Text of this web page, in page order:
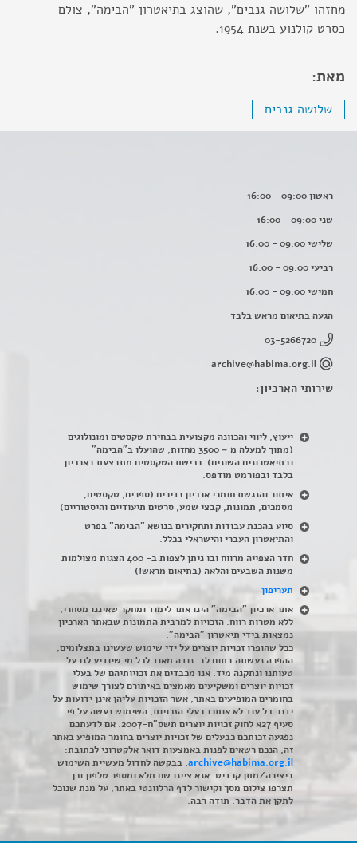
מחזהו "שלושה גנבים", שהוצג בתיאטרון "הבימה", צולם
כסרט קולנוע בשנת 1954.
מאת:
שלושה גנבים
ראשון 09:00 - 16:00
שני 09:00 - 16:00
שלישי 09:00 - 16:00
רביעי 09:00 - 16:00
חמישי 09:00 - 16:00
הגעה בתיאום מראש בלבד
03-5266720
archive@habima.org.il
שירותי הארכיון:
ייעוץ, ליווי והכוונה מקצועית בבחירת טקסטים ומונולוגים
(מתוך למעלה מ – 3500 מחזות, שהועלו ב"הבימה"
ובתיאטרונים השונים). רכישת הטקסטים מתבצעת בארכיון
בלבד ובפורמט מודפס.
איתור והנגשת חומרי ארכיון נדירים (ספרים, טקסטים,
מסמכים, תמונות, קבצי שמע, סרטים תיעודיים והיסטוריים)
סיוע בהכנת עבודות ותחקירים בנושא "הבימה" בפרט
והתיאטרון העברי והישראלי בכלל.
חדר הצפייה מרווח ובו ניתן לצפות ב- 400 הצגות מצולמות
משנות השבעים והלאה (בתיאום מראש!)
תעריפון
אתר ארכיון "הבימה" הינו אתר לימוד ומחקר שאיננו מסחרי,
ללא מטרות רווח. הזכויות למרבית התמונות שבאתר הארכיון
נמצאות בידי תיאטרון "הבימה".
ככל שהופרו זכויות יוצרים על ידי שימוש שעשינו בתצלומים,
ההפרה נעשתה בתום לב. נודה מאוד לכל מי שיודיע לנו על
טעותנו ונתקנה מיד. אנו מכבדים את זכויותיהם של בעלי
זכויות יוצרים ומשקיעים מאמצים באיתורם לצורך שימוש
בחומרים המופיעים באתר, אשר הזכויות עליהן אינן ידועות על
ידנו. כל עוד לא אותרו בעלי הזכויות, השימוש נעשה על פי
סעיף 27א לחוק זכויות יוצרים תשס"ח-2007. אם לדעתכם
נפגעה זכותכם כבעלים של זכויות יוצרים בחומר המופיע באתר
זה, הנכם רשאים לפנות באמצעות דואר אלקטרוני לכתובת:
archive@habima.org.il, בבקשה לחדול מעשיית השימוש
ביצירה/מתן קרדיט. אנא ציינו שם מלא ומספר טלפון וכן
תצרפו צילום מסך וקישור לדף הרלוונטי באתר, על מנת שנוכל
לתקן את הדבר. תודה רבה.